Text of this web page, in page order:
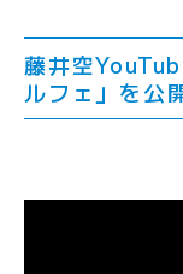
藤井空
ルフェ」を公